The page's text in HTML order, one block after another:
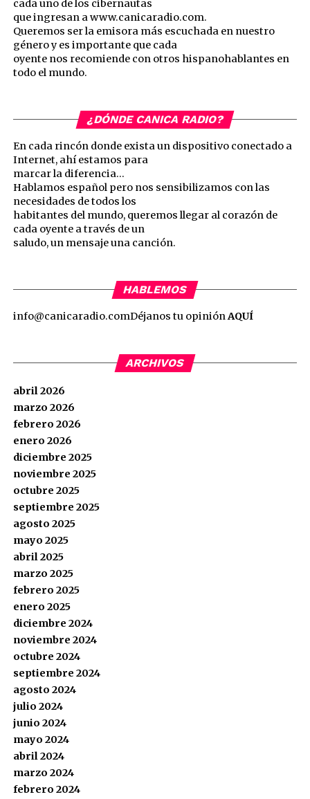
cada uno de los cibernautas
que ingresan a www.canicaradio.com.
Queremos ser la emisora más escuchada en nuestro
género y es importante que cada
oyente nos recomiende con otros hispanohablantes en
todo el mundo.
¿DÓNDE CANICA RADIO?
En cada rincón donde exista un dispositivo conectado a
Internet, ahí estamos para
marcar la diferencia…
Hablamos español pero nos sensibilizamos con las
necesidades de todos los
habitantes del mundo, queremos llegar al corazón de
cada oyente a través de un
saludo, un mensaje una canción.
HABLEMOS
info@canicaradio.comDéjanos tu opiniónAQUÍ
ARCHIVOS
abril 2026
marzo 2026
febrero 2026
enero 2026
diciembre 2025
noviembre 2025
octubre 2025
septiembre 2025
agosto 2025
mayo 2025
abril 2025
marzo 2025
febrero 2025
enero 2025
diciembre 2024
noviembre 2024
octubre 2024
septiembre 2024
agosto 2024
julio 2024
junio 2024
mayo 2024
abril 2024
marzo 2024
febrero 2024